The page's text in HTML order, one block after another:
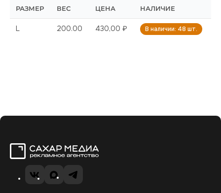
РАЗМЕР ВЕС ЦЕНА НАЛИЧИЕ
L 200.00 430,00 ₽ В наличии: 48 шт.
VK MAXTelegram